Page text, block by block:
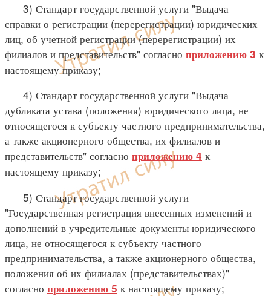
3) Стандарт государственной услуги "Выдача
справки о регистрации (перерегистрации) юридических
лиц, об учетной регистрации (перерегистрации) их
филиалов и представительств" согласно приложению 3 к
настоящему приказу;
4) Стандарт государственной услуги "Выдача
дубликата устава (положения) юридического лица, не
относящегося к субъекту частного предпринимательства,
а также акционерного общества, их филиалов и
представительств" согласно приложению 4 к
настоящему приказу;
5) Стандарт государственной услуги
"Государственная регистрация внесенных изменений и
дополнений в учредительные документы юридического
лица, не относящегося к субъекту частного
предпринимательства, а также акционерного общества,
положения об их филиалах (представительствах)"
согласно приложению 5 к настоящему приказу;